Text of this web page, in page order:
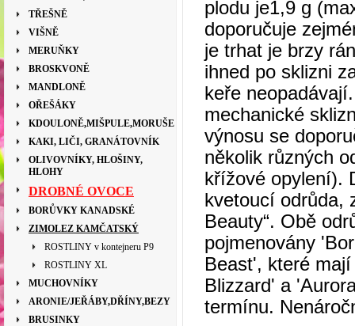
TŘEŠNĚ
VIŠNĚ
MERUŇKY
BROSKVONĚ
MANDLONĚ
OŘEŠÁKY
KDOULONĚ,MIŠPULE,MORUŠE
KAKI, LIČI, GRANÁTOVNÍK
OLIVOVNÍKY, HLOŠINY,
HLOHY
DROBNÉ OVOCE
BORŮVKY KANADSKÉ
ZIMOLEZ KAMČATSKÝ
ROSTLINY v kontejneru P9
ROSTLINY XL
MUCHOVNÍKY
ARONIE/JEŘÁBY,DŘÍNY,BEZY
BRUSINKY
plodu je1,9 g
doporučuje
je trhat je brzy
ihned po sklizni
keře neopadávají.
mechanické
výnosu se
několik různých
křížové opylení).
kvetoucí odrůda,
Beauty“. Obě
pojmenovány
Beast', které
Blizzard' a
termínu.